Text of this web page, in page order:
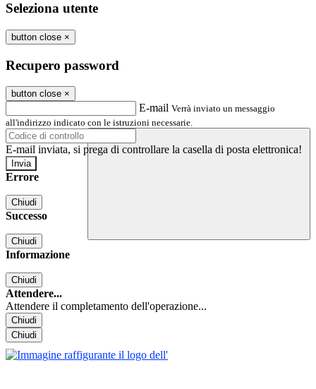
Seleziona utente
button close ×
Recupero password
button close ×
E-mail Verrà inviato un messaggio
all'indirizzo indicato con le istruzioni necessarie.
E-mail inviata, si prega di controllare la casella di posta elettronica!
Errore
Chiudi
Successo
Chiudi
Informazione
Chiudi
Attendere...
Attendere il completamento dell'operazione...
Chiudi
Chiudi